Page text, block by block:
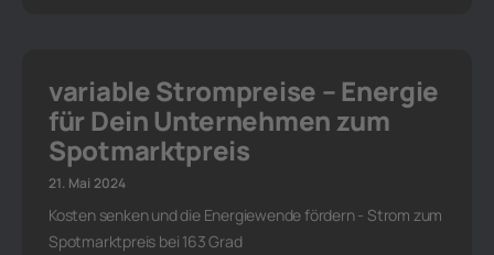
variable Strompreise – Energie
für Dein Unternehmen zum
Spotmarktpreis
21. Mai 2024
Kosten senken und die Energiewende fördern - Strom zum
Spotmarktpreis bei 163 Grad